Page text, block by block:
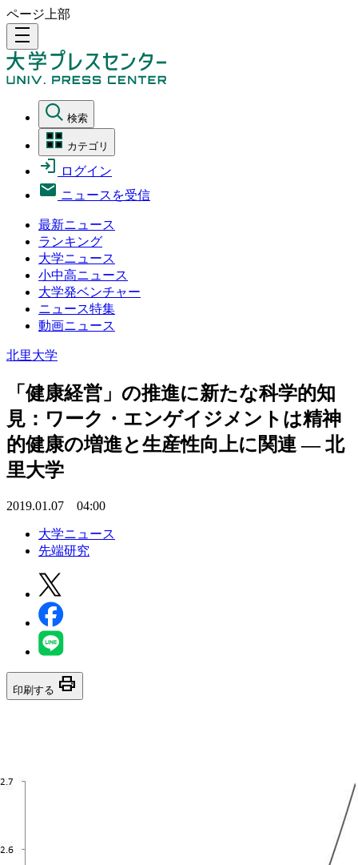
ページ上部
density_medium
検索
カテゴリ
ログイン
ニュースを受信
最新ニュース
ランキング
大学ニュース
小中高ニュース
大学発ベンチャー
ニュース特集
動画ニュース
北里大学
「健康経営」の推進に新たな科学的知
見：ワーク・エンゲイジメントは精神
的健康の増進と生産性向上に関連 — 北
里大学
2019.01.07 04:00
大学ニュース
先端研究
印刷する print